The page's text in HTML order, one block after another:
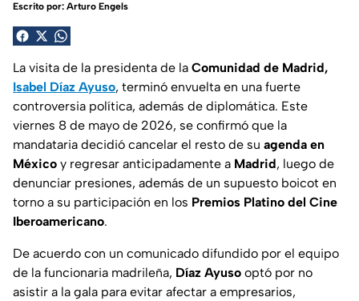
Escrito por: Arturo Engels
La visita de la presidenta de la Comunidad de Madrid,
Isabel Díaz Ayuso, terminó envuelta en una fuerte
controversia política, además de diplomática. Este
viernes 8 de mayo de 2026, se confirmó que la
mandataria decidió cancelar el resto de su agenda en
México y regresar anticipadamente a Madrid, luego de
denunciar presiones, además de un supuesto boicot en
torno a su participación en los Premios Platino del Cine
Iberoamericano.
De acuerdo con un comunicado difundido por el equipo
de la funcionaria madrileña, Díaz Ayuso optó por no
asistir a la gala para evitar afectar a empresarios,